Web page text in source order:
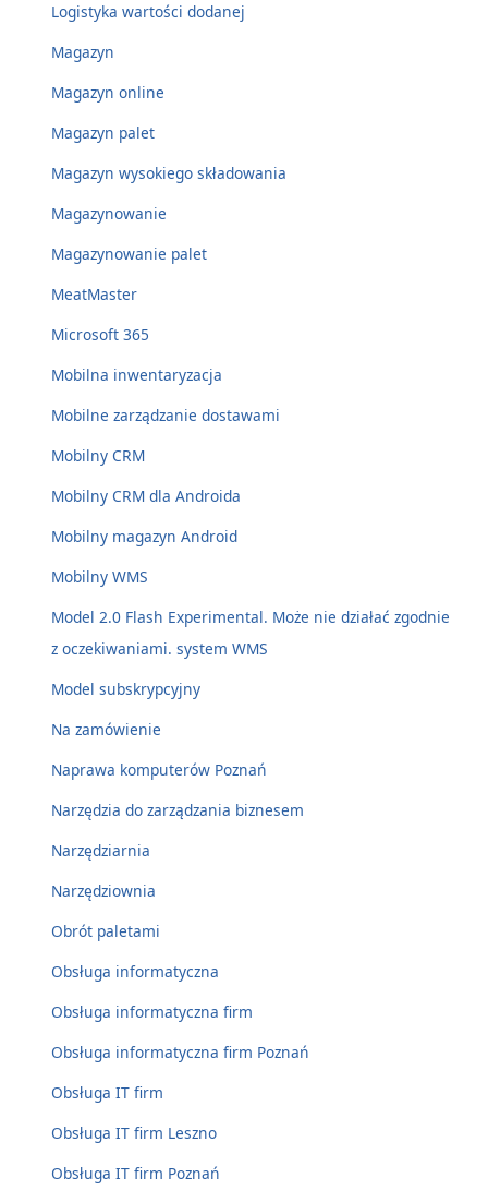
Logistyka wartości dodanej
Magazyn
Magazyn online
Magazyn palet
Magazyn wysokiego składowania
Magazynowanie
Magazynowanie palet
MeatMaster
Microsoft 365
Mobilna inwentaryzacja
Mobilne zarządzanie dostawami
Mobilny CRM
Mobilny CRM dla Androida
Mobilny magazyn Android
Mobilny WMS
Model 2.0 Flash Experimental. Może nie działać zgodnie
z oczekiwaniami. system WMS
Model subskrypcyjny
Na zamówienie
Naprawa komputerów Poznań
Narzędzia do zarządzania biznesem
Narzędziarnia
Narzędziownia
Obrót paletami
Obsługa informatyczna
Obsługa informatyczna firm
Obsługa informatyczna firm Poznań
Obsługa IT firm
Obsługa IT firm Leszno
Obsługa IT firm Poznań